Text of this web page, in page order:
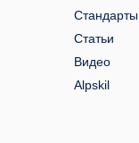
Стандарты
Статьи
Видео
Alpskil